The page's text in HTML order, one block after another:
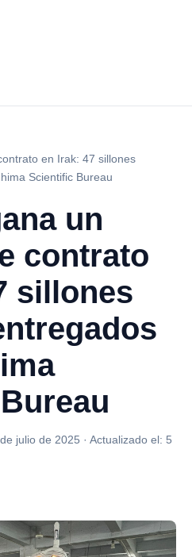
en Irak: 47 sillones
Scientific Bureau
un
contrato
sillones
julio de 2025 · Actualizado el: 5